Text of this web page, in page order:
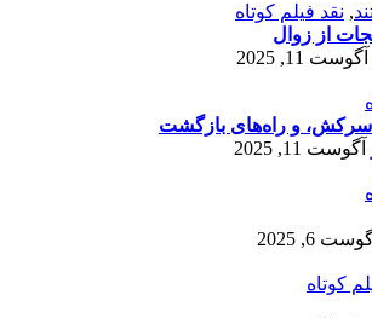
, نقد فیلم کوتاه
از زوال
آگوست 11, 2025
سرکش، و راه‌های بازگشت
آگوست 11, 2025
6, 2025
کوتاه